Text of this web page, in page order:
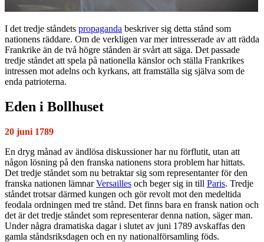
I det tredje ståndets propaganda beskriver sig detta stånd som
nationens räddare. Om de verkligen var mer intresserade av att rädda
Frankrike än de två högre stånden är svårt att säga. Det passade
tredje ståndet att spela på nationella känslor och ställa Frankrikes
intressen mot adelns och kyrkans, att framställa sig själva som de
enda patrioterna.
Eden i Bollhuset
20 juni 1789
En dryg månad av ändlösa diskussioner har nu förflutit, utan att
någon lösning på den franska nationens stora problem har hittats.
Det tredje ståndet som nu betraktar sig som representanter för den
franska nationen lämnarVersailles och beger sig in till Paris. Tredje
ståndet trotsar därmed kungen och gör revolt mot den medeltida
feodala ordningen med tre stånd. Det finns bara en fransk nation och
det är det tredje ståndet som representerar denna nation, säger man.
Under några dramatiska dagar i slutet av juni 1789 avskaffas den
gamla ståndsriksdagen och en ny nationalförsamling föds.